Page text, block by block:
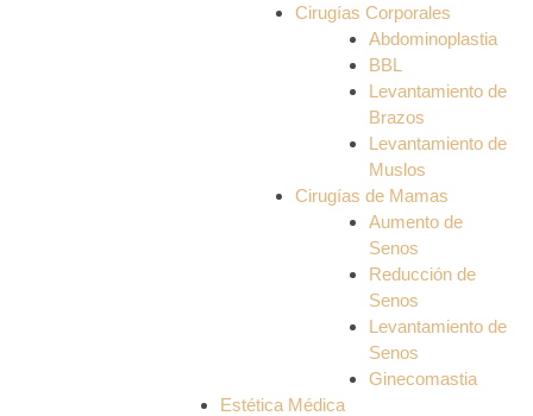
Cirugías Corporales
Abdominoplastia
BBL
Levantamiento de
Brazos
Levantamiento de
Muslos
Cirugías de Mamas
Aumento de
Senos
Reducción de
Senos
Levantamiento de
Senos
Ginecomastia
Estética Médica